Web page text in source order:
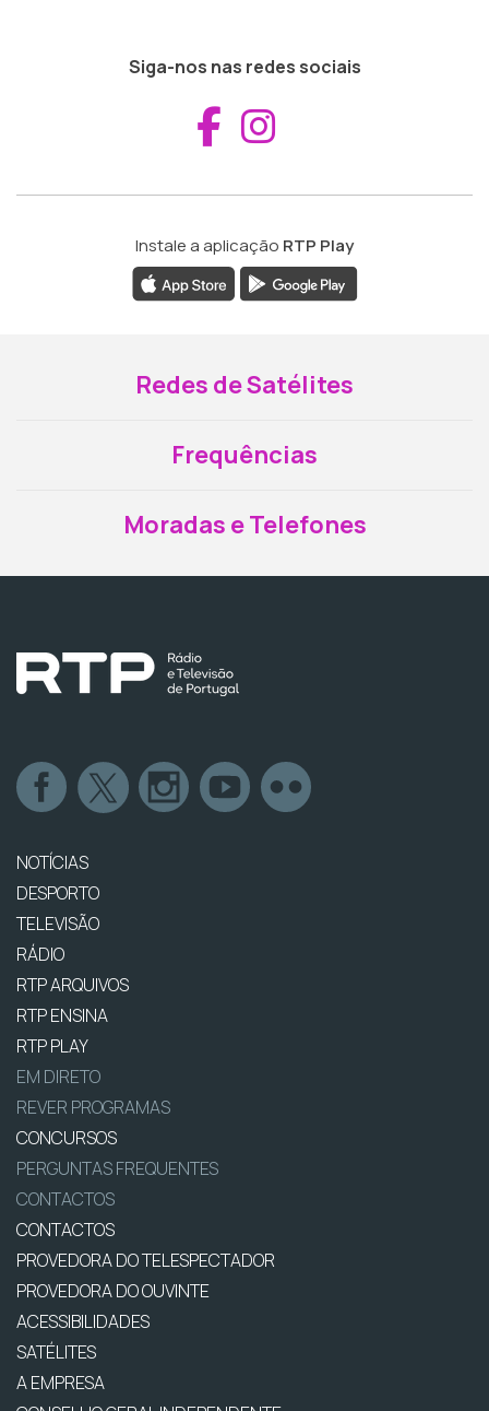
Siga-nos nas redes sociais
Aceder ao
Instale a aplicação RTP Play
Redes de Satélites
Frequências
Moradas e Telefones
NOTÍCIAS
DESPORTO
TELEVISÃO
RÁDIO
RTP ARQUIVOS
RTP ENSINA
RTP PLAY
EM DIRETO
REVER PROGRAMAS
CONCURSOS
PERGUNTAS FREQUENTES
CONTACTOS
CONTACTOS
PROVEDORA DO TELESPECTADOR
PROVEDORA DO OUVINTE
ACESSIBILIDADES
SATÉLITES
A EMPRESA